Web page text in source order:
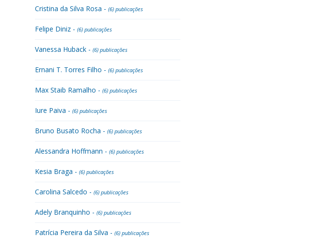
Cristina da Silva Rosa - (6) publicações
Felipe Diniz - (6) publicações
Vanessa Huback - (6) publicações
Ernani T. Torres Filho - (6) publicações
Max Staib Ramalho - (6) publicações
Iure Paiva - (6) publicações
Bruno Busato Rocha - (6) publicações
Alessandra Hoffmann - (6) publicações
Kesia Braga - (6) publicações
Carolina Salcedo - (6) publicações
Adely Branquinho - (6) publicações
Patrícia Pereira da Silva - (6) publicações